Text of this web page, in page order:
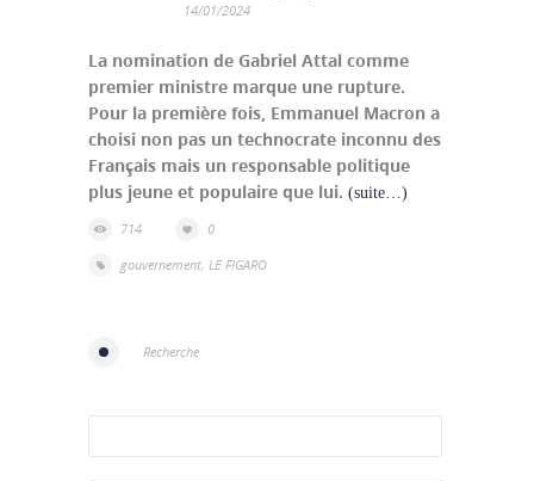
14/01/2024
La nomination de Gabriel Attal comme
premier ministre marque une rupture.
Pour la première fois, Emmanuel Macron a
choisi non pas un technocrate inconnu des
Français mais un responsable politique
plus jeune et populaire que lui. (suite…)
714
0
gouvernement, LE FIGARO
Recherche